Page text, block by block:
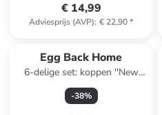
€ 14,99
Adviesprijs (AVP): € 22,90*
Egg Back Home
6-delige set: koppen ''New
Party Ball'' meerkleurig - 250
ml
-38%